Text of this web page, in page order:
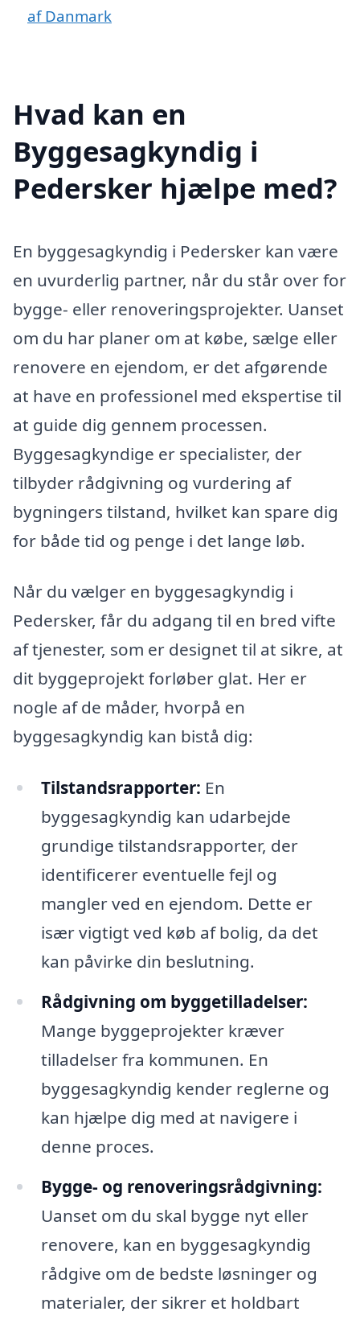
af Danmark
Hvad kan en
Byggesagkyndig i
Pedersker hjælpe med?
En byggesagkyndig i Pedersker kan være
en uvurderlig partner, når du står over for
bygge- eller renoveringsprojekter. Uanset
om du har planer om at købe, sælge eller
renovere en ejendom, er det afgørende
at have en professionel med ekspertise til
at guide dig gennem processen.
Byggesagkyndige er specialister, der
tilbyder rådgivning og vurdering af
bygningers tilstand, hvilket kan spare dig
for både tid og penge i det lange løb.
Når du vælger en byggesagkyndig i
Pedersker, får du adgang til en bred vifte
af tjenester, som er designet til at sikre, at
dit byggeprojekt forløber glat. Her er
nogle af de måder, hvorpå en
byggesagkyndig kan bistå dig:
Tilstandsrapporter: En
byggesagkyndig kan udarbejde
grundige tilstandsrapporter, der
identificerer eventuelle fejl og
mangler ved en ejendom. Dette er
især vigtigt ved køb af bolig, da det
kan påvirke din beslutning.
Rådgivning om byggetilladelser:
Mange byggeprojekter kræver
tilladelser fra kommunen. En
byggesagkyndig kender reglerne og
kan hjælpe dig med at navigere i
denne proces.
Bygge- og renoveringsrådgivning:
Uanset om du skal bygge nyt eller
renovere, kan en byggesagkyndig
rådgive om de bedste løsninger og
materialer, der sikrer et holdbart